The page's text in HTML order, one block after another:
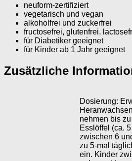
neuform-zertifiziert
vegetarisch und vegan
alkoholfrei und zuckerfrei
fructosefrei, glutenfrei,
für Diabetiker geeignet
für Kinder ab 1 Jahr geeignet
Zusätzliche
Dosierung:
nehmen bis
Esslöffel (ca.
zwischen 6
zu 5-mal
ein. Kinder